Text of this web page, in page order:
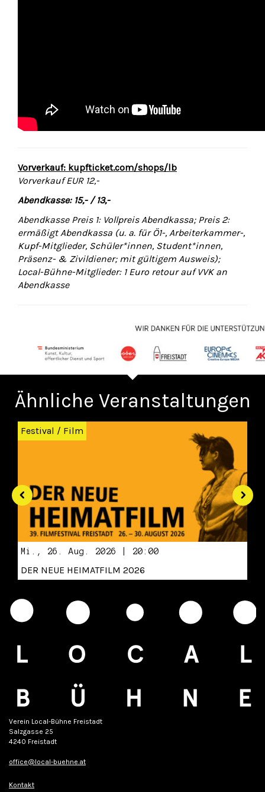
Vorverkauf: kupfticket.com/shops/lb
Vorverkauf EUR 12,-
Abendkasse: 15,- / 13,-
Abendkasse Preis 1: Vollpreis Abendkassa; Preis 2:
ermäßigt Abendkassa (u. a. für Ö1-, Arbeiterkammer-,
Kupf-Mitglieder, Schüler*innen, Student*innen,
Präsenz- & Zivildiener; mit gültigem Ausweis);
Local-Bühne-Mitglieder: 1 Euro retour auf VVK an
Abendkasse
Ähnliche Veranstaltungen
Zurück
Festival / Film
Mi., 26. Aug. 2026 | 20:00
DER NEUE HEIMATFILM 2026
Verein Local-Bühne Freistadt
Salzgasse 25
4240 Freistadt
office@local-buehne.at
Kontakt